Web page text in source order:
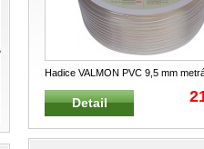
Hadice VALMON PVC 9,5 mm
2002 Hadice jednovrstvá z PVC pr ...
Detail